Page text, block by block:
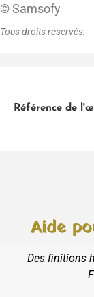
© Samsofy
Tous droits réservés.
Référence de
Aide
Des finitions